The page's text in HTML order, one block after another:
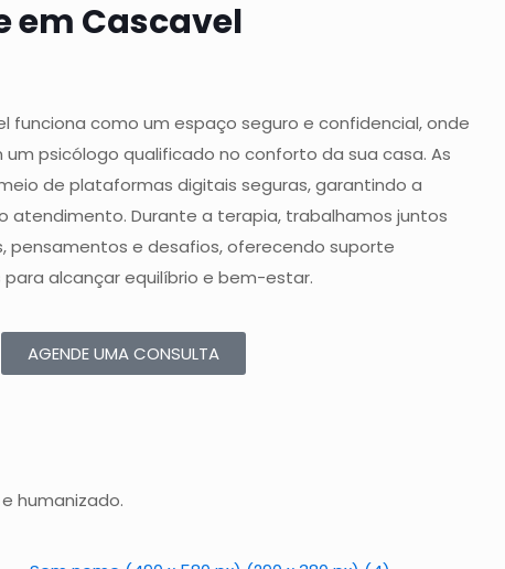
em Cascavel
funciona como um espaço seguro e confidencial, onde
psicólogo qualificado no conforto da sua casa. As
de plataformas digitais seguras, garantindo a
atendimento. Durante a terapia, trabalhamos juntos
pensamentos e desafios, oferecendo suporte
alcançar equilíbrio e bem-estar.
AGENDE UMA CONSULTA
humanizado.